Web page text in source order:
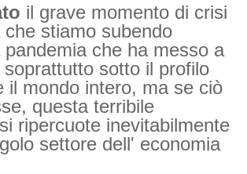
il grave momento di crisi
che stiamo subendo
pandemia che ha messo a
sotto il profilo
il mondo intero, ma se ciò
questa terribile
ripercuote inevitabilmente
settore dell' economia